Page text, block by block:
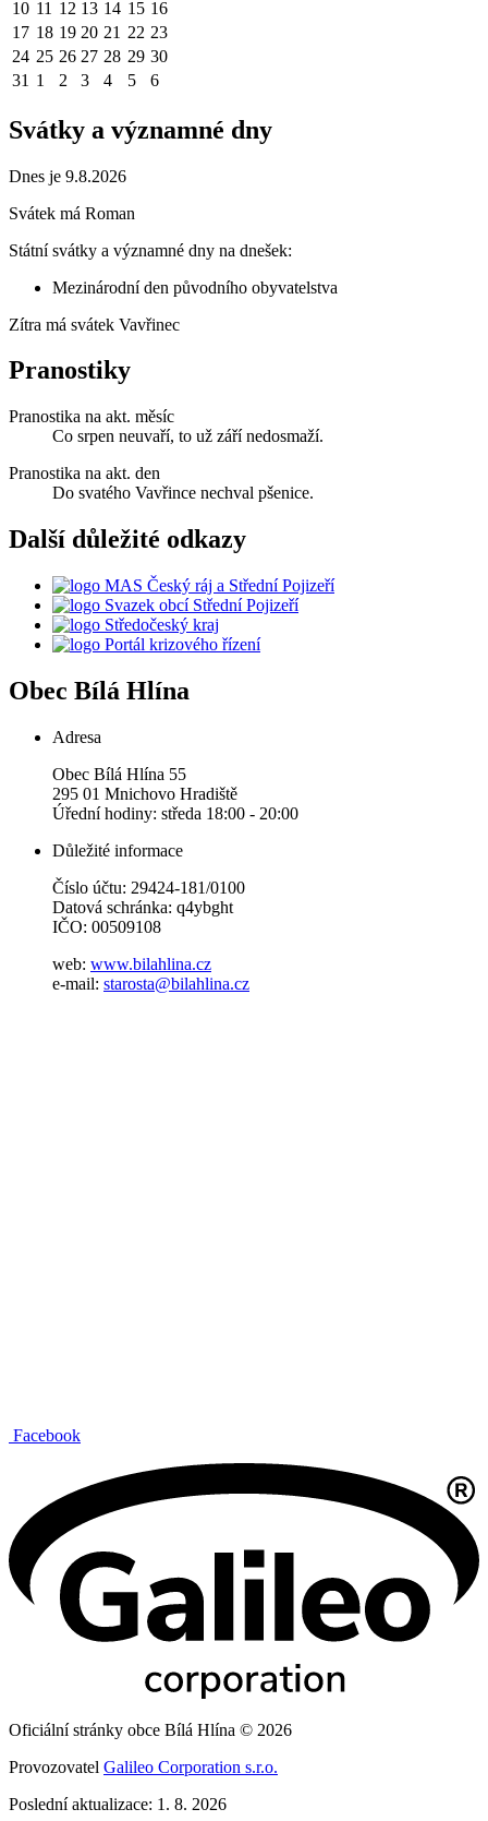
10 11 12 13 14 15 16
17 18 19 20 21 22 23
24 25 26 27 28 29 30
31 1 2 3 4 5 6
Svátky a významné dny
Dnes je 9.8.2026
Svátek má Roman
Státní svátky a významné dny na dnešek:
Mezinárodní den původního obyvatelstva
Zítra má svátek Vavřinec
Pranostiky
Pranostika na akt. měsíc
Co srpen neuvaří, to už září nedosmaží.
Pranostika na akt. den
Do svatého Vavřince nechval pšenice.
Další důležité odkazy
MAS Český ráj a Střední Pojizeří
Svazek obcí Střední Pojizeří
Středočeský kraj
Portál krizového řízení
Obec Bílá Hlína
Adresa
Obec Bílá Hlína 55
295 01 Mnichovo Hradiště
Úřední hodiny: středa 18:00 - 20:00
Důležité informace
Číslo účtu: 29424-181/0100
Datová schránka: q4ybght
IČO: 00509108
web: www.bilahlina.cz
e-mail: starosta@bilahlina.cz
Facebook
Oficiální stránky obce Bílá Hlína © 2026
Provozovatel Galileo Corporation s.r.o.
Poslední aktualizace: 1. 8. 2026